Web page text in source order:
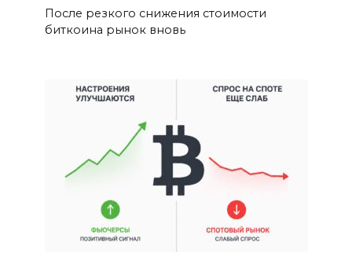
После резкого снижения стоимости
биткоина рынок вновь